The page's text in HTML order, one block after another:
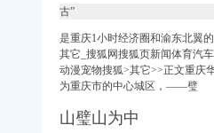
庆美食-大众点评网
二手房价格-安居客
么走？】
拉菲——人民网·重庆视
务所怎么走？坐什么车？
古”
是重庆1小时经济圈和渝东北翼
其它_搜狐网搜狐页新闻体育汽
动漫宠物搜狐>其它>>正文重庆
为重庆市的中心城区，——璧
山璧山为中